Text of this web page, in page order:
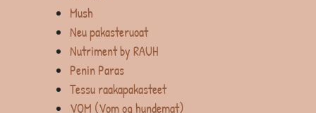
Mush
Neu pakasteruoat
Nutriment by RAUH
Penin Paras
Tessu raakapakasteet
VOM (Vom og hundemat)